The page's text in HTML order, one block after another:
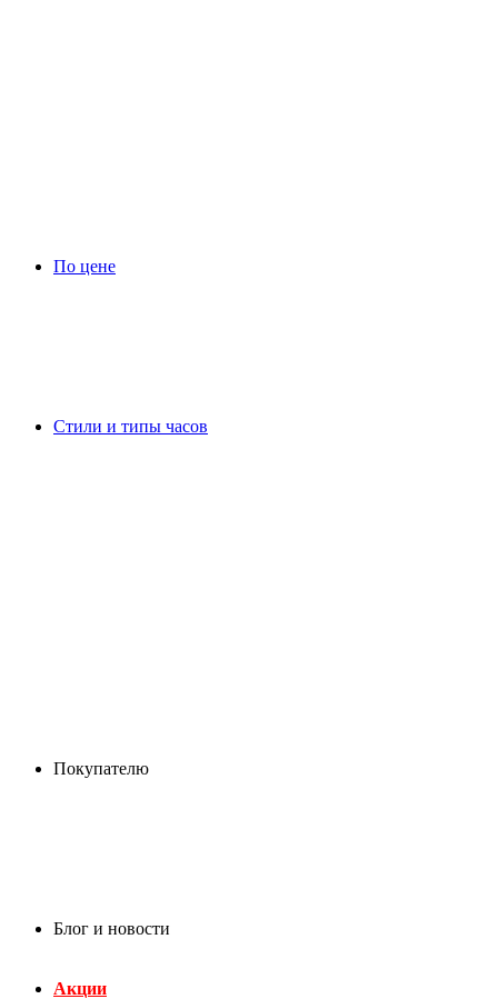
По цене
Стили и типы часов
Покупателю
Блог и новости
Акции